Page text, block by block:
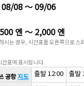
08/08 ～ 09/06
엔 ～ 2,000 엔
시는 경우, 시간표를 오른쪽으로 스
간표에 표시됩니다.
공항지도 출발 12:00 출발